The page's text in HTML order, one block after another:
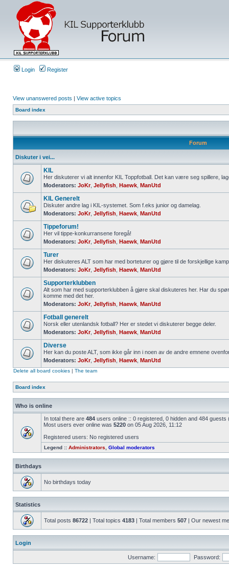
Login Register
View unanswered posts | View active topics
Board index
Forum
Diskuter i vei...
KIL
Her diskuterer vi alt innenfor KIL Toppfotball. Det kan være seg spillere,
Moderators: JoKr, Jellyfish Haewk ManUtd
KIL Generelt
Diskuter andre lag i KIL-systemet. Som f.eks junior og damelag.
Moderators: JoKr, Jellyfish Haewk ManUtd
Tippeforum!
Her vil tippe-konkurransene foregå!
Moderators: JoKr, Jellyfish Haewk ManUtd
Turer
Her diskuteres ALT som har med borteturer og gjøre til de forskjellige
Moderators: JoKr, Jellyfish Haewk ManUtd
Supporterklubben
Alt som har med supporterklubben å gjøre skal diskuteres her. Har du
komme med det her.
Moderators: JoKr, Jellyfish Haewk ManUtd
Fotball generelt
Norsk eller utenlandsk fotball? Her er stedet vi diskuterer begge deler.
Moderators: JoKr, Jellyfish Haewk ManUtd
Diverse
Her kan du poste ALT, som ikke går inn i noen av de andre emnene
Moderators: JoKr, Jellyfish Haewk ManUtd
Delete all board cookies | The team
Board index
Who is online
In total there are 484 users online :: 0 registered, 0 hidden and 484
Most users ever online was 5220 on 05 Aug 2026, 11:12
Registered users: No registered users
Legend :: Administrators Global moderators
Birthdays
No birthdays today
Statistics
Total posts 86722 | Total topics 4183 | Total members 507 | Our newest
Login
Username: Password: